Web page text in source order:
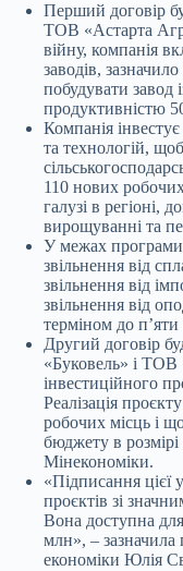
Перший договір
ТОВ «Астарта
війну, компанія
заводів,
побудувати завод
продуктивністю
Компанія
та технологій,
110 нових
галузі в регіоні,
вирощуванні та
У межах програми
звільнення від
звільнення від
звільнення від
терміном до п’яти
Другий договір
«Буковель» і ТОВ
інвестиційного
Реалізація
робочих місць і
бюджету в
Мінекономіки.
«Підписання цієї
проєктів зі
Вона доступна для
млн», – зазначила
економіки Юлія